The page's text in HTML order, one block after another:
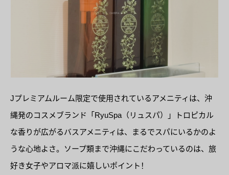
Jプレミアムルーム限定で使用されているアメニティは、沖
縄発のコスメブランド「RyuSpa（リュスパ）」トロピカル
な香りが広がるバスアメニティは、まるでスパにいるかのよ
うな心地よさ。ソープ類まで沖縄にこだわっているのは、旅
好き女子やアロマ派に嬉しいポイント！